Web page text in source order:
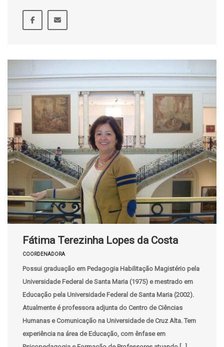
Fátima Terezinha Lopes da Costa
COORDENADORA
Possui graduação em Pedagogia Habilitação Magistério pela
Universidade Federal de Santa Maria (1975) e mestrado em
Educação pela Universidade Federal de Santa Maria (2002).
Atualmente é professora adjunta do Centro de Ciências
Humanas e Comunicação na Universidade de Cruz Alta. Tem
experiência na área de Educação, com ênfase em